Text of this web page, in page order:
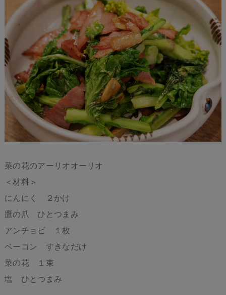
菜の花のアーリオオーリオ
＜材料＞
にんにく ２かけ
鷹の爪 ひとつまみ
アンチョビ １枚
ベーコン すきなだけ
菜の花 １束
塩 ひとつまみ